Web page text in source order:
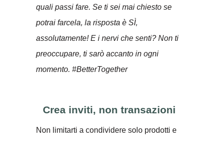
quali passi fare. Se ti sei mai chiesto se
potrai farcela, la risposta è SÌ,
assolutamente! E i nervi che senti? Non ti
preoccupare, ti sarò accanto in ogni
momento. #BetterTogether
Crea inviti, non transazioni
Non limitarti a condividere solo prodotti e